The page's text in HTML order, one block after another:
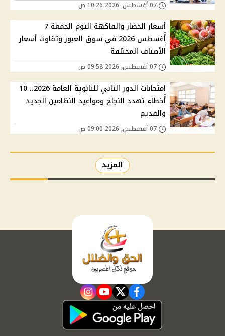
أسعار الخضار والفاكهة اليوم الجمعة 7
أغسطس 2026 في سوق العبور وتفاوت أسعار
الأصناف المختلفة
امتحانات الدور الثاني للثانوية العامة 2026.. 10
أخطاء تهدد النجاح ومواعيد النظامين الجديد
والقديم
المزيد
facebook
twitter
youtube
instagram